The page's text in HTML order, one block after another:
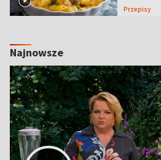
Przepisy
Najnowsze